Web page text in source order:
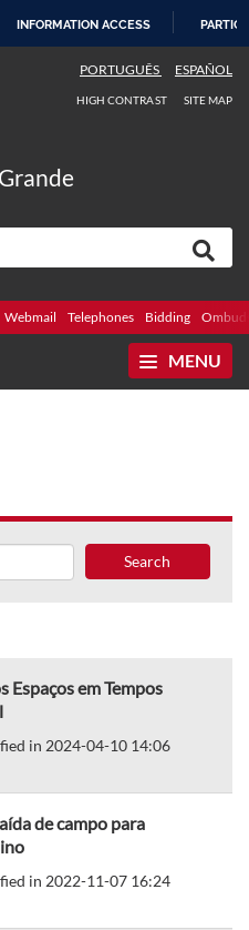
INFORMATION ACCESS
PORTUGUÊS ESPAÑOL
HIGH CONTRAST SITE MAP
Webmail Telephones Bidding
MENU
Search
em Tempos
in 2024-04-10 14:06
de campo para
in 2022-11-07 16:24